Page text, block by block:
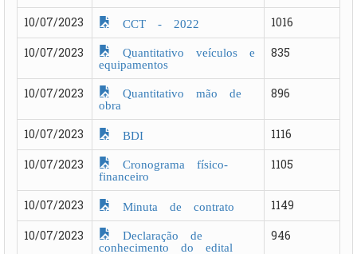
10/07/2023 CCT - 2022
1016
10/07/2023
Quantitativo veículos e
equipamentos
835
10/07/2023
Quantitativo mão de
obra
896
10/07/2023 BDI
1116
10/07/2023
Cronograma físico-
financeiro
1105
10/07/2023 Minuta de contrato
1149
10/07/2023
Declaração de
conhecimento do edital
946